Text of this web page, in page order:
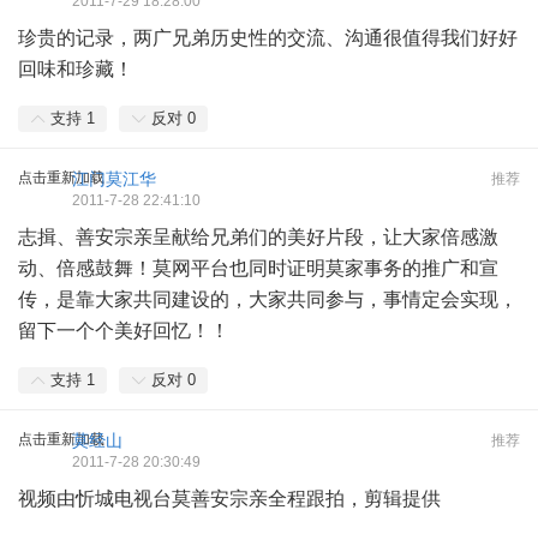
珍贵的记录，两广兄弟历史性的交流、沟通很值得我们好好
回味和珍藏！
支持 1 反对 0
点击重新加载 推荐
江门莫江华
2011-7-28 22:41:10
志揖、善安宗亲呈献给兄弟们的美好片段，让大家倍感激
动、倍感鼓舞！莫网平台也同时证明莫家事务的推广和宣
传，是靠大家共同建设的，大家共同参与，事情定会实现，
留下一个个美好回忆！！
支持 1 反对 0
点击重新加载 推荐
莫经山
2011-7-28 20:30:49
视频由忻城电视台莫善安宗亲全程跟拍，剪辑提供